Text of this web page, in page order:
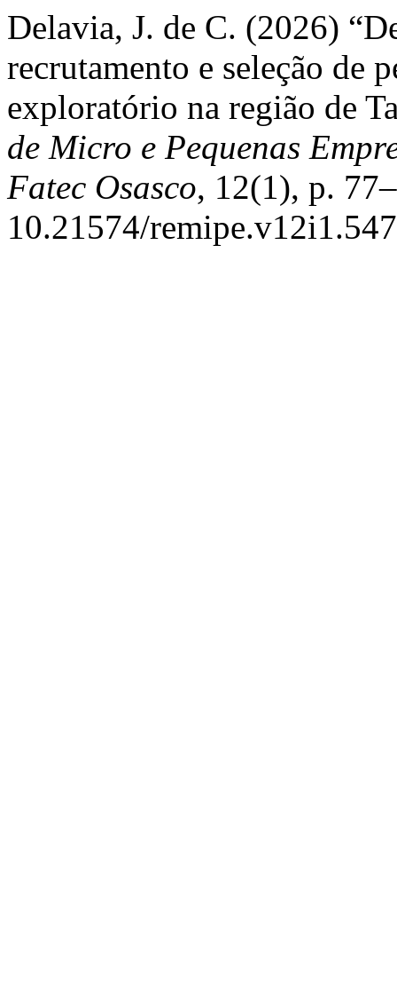
Delavia, J. de C. (2026)
recrutamento e seleção de
exploratório na região de
de Micro e Pequenas
Fatec Osasco, 12(1), p.
10.21574/